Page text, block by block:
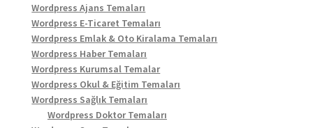
Wordpress Ajans Temaları
Wordpress E-Ticaret Temaları
Wordpress Emlak & Oto Kiralama Temaları
Wordpress Haber Temaları
Wordpress Kurumsal Temalar
Wordpress Okul & Eğitim Temaları
Wordpress Sağlık Temaları
Wordpress Doktor Temaları